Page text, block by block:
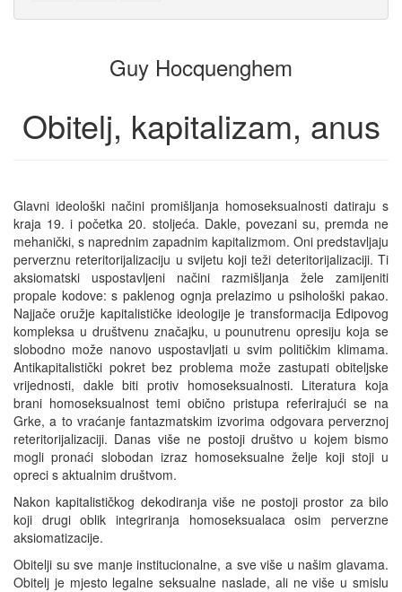
zbirci
za
Guy Hocquenghem
Obitelj, kapitalizam, anus
Glavni ideološki načini promišljanja homoseksualnosti datiraju s
kraja 19. i početka 20. stoljeća. Dakle, povezani su, premda ne
mehanički, s naprednim zapadnim kapitalizmom. Oni predstavljaju
perverznu reteritorijalizaciju u svijetu koji teži deteritorijalizaciji. Ti
aksiomatski uspostavljeni načini razmišljanja žele zamijeniti
propale kodove: s paklenog ognja prelazimo u psihološki pakao.
Najjače oružje kapitalističke ideologije je transformacija Edipovog
kompleksa u društvenu značajku, u pounutrenu opresiju koja se
slobodno može nanovo uspostavljati u svim političkim klimama.
Antikapitalistički pokret bez problema može zastupati obiteljske
vrijednosti, dakle biti protiv homoseksualnosti. Literatura koja
brani homoseksualnost temi obično pristupa referirajući se na
Grke, a to vraćanje fantazmatskim izvorima odgovara perverznoj
reteritorijalizaciji. Danas više ne postoji društvo u kojem bismo
mogli pronaći slobodan izraz homoseksualne želje koji stoji u
opreci s aktualnim društvom.
Nakon kapitalističkog dekodiranja više ne postoji prostor za bilo
koji drugi oblik integriranja homoseksualaca osim perverzne
aksiomatizacije.
Obitelji su sve manje institucionalne, a sve više u našim glavama.
Obitelj je mjesto legalne seksualne naslade, ali ne više u smislu